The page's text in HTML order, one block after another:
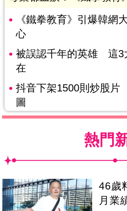
《鐵拳教育》引爆韓
心
被誤認千年的英雄 這3
在
抖音下架1500則炒股
圖
熱門
46歲
月業